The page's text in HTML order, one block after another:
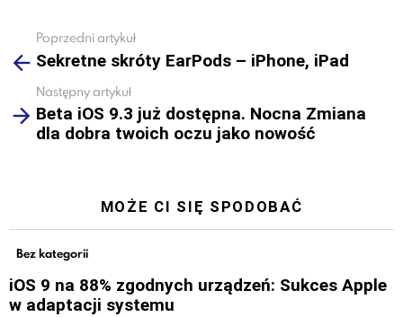
more
Poprzedni artykuł
Sekretne skróty EarPods – iPhone, iPad
Następny artykuł
Beta iOS 9.3 już dostępna. Nocna Zmiana
dla dobra twoich oczu jako nowość
MOŻE CI SIĘ SPODOBAĆ
Bez kategorii
iOS 9 na 88% zgodnych urządzeń: Sukces Apple
w adaptacji systemu